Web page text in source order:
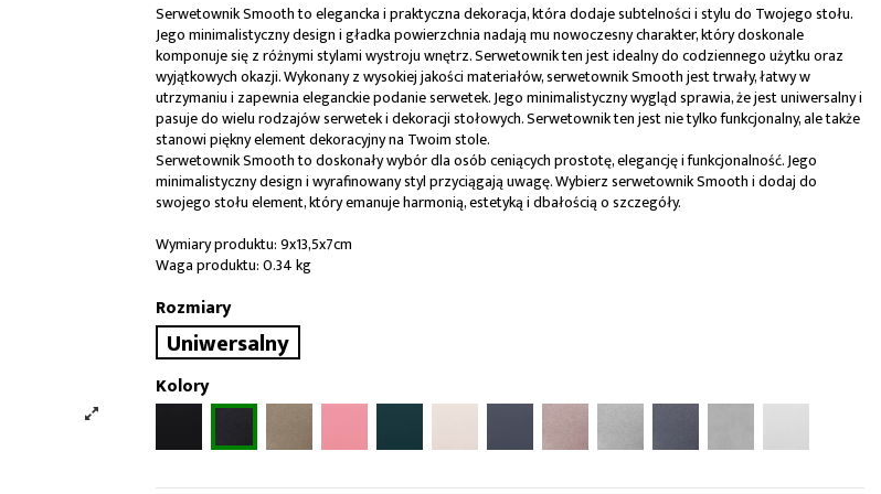
Serwetownik Smooth to elegancka i praktyczna dekoracja, która dodaje subtelności i stylu do Twojego stołu.
Jego minimalistyczny design i gładka powierzchnia nadają mu nowoczesny charakter, który doskonale
komponuje się z różnymi stylami wystroju wnętrz. Serwetownik ten jest idealny do codziennego użytku oraz
wyjątkowych okazji. Wykonany z wysokiej jakości materiałów, serwetownik Smooth jest trwały, łatwy w
utrzymaniu i zapewnia eleganckie podanie serwetek. Jego minimalistyczny wygląd sprawia, że jest uniwersalny i
pasuje do wielu rodzajów serwetek i dekoracji stołowych. Serwetownik ten jest nie tylko funkcjonalny, ale także
stanowi piękny element dekoracyjny na Twoim stole.
Serwetownik Smooth to doskonały wybór dla osób ceniących prostotę, elegancję i funkcjonalność. Jego
minimalistyczny design i wyrafinowany styl przyciągają uwagę. Wybierz serwetownik Smooth i dodaj do
swojego stołu element, który emanuje harmonią, estetyką i dbałością o szczegóły.
Wymiary produktu: 9x13,5x7cm
Waga produktu: 0.34 kg
Rozmiary
Uniwersalny
Kolory